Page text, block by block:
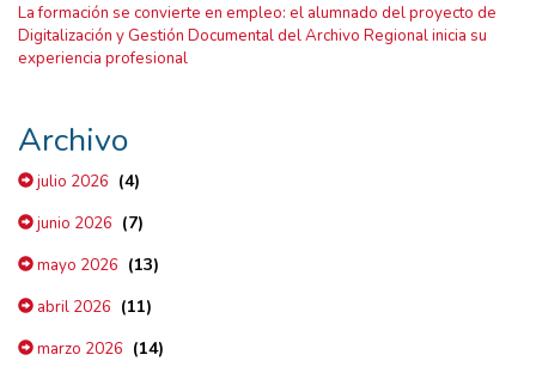
La formación se convierte en empleo: el alumnado del proyecto de
Digitalización y Gestión Documental del Archivo Regional inicia su
experiencia profesional
Archivo
julio 2026 (4)
junio 2026 (7)
mayo 2026 (13)
abril 2026 (11)
marzo 2026 (14)